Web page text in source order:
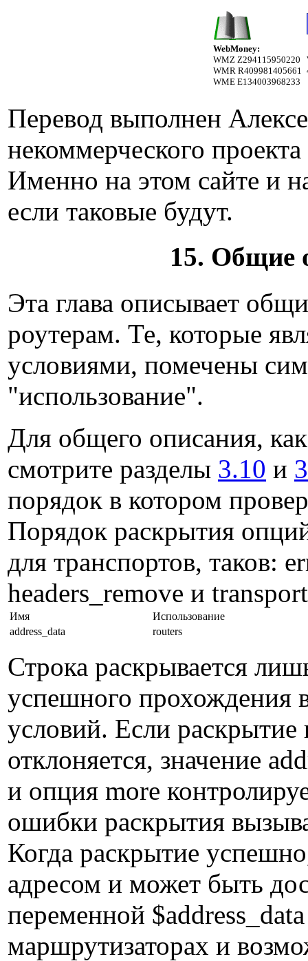
WebMoney:
WMZ Z294115950220
WMR R409981405661
WME E134003968233
Перевод выполнен
некоммерческого
Именно на этом сайте и
если таковые будут.
15. Общие
Эта глава описывает
роутерам. Те, которые
условиями, помечены
"использование".
Для общего описания,
смотрите разделы 3.10 и
порядок в котором
Порядок раскрытия
для транспортов, таков:
headers_remove и
Имя
Использование
address_data
routers
Строка раскрывается
успешного прохождения
условий. Если раскрытие
отклоняется, значение
и опция more
ошибки раскрытия
Когда раскрытие
адресом и может быть
переменной
маршрутизаторах и